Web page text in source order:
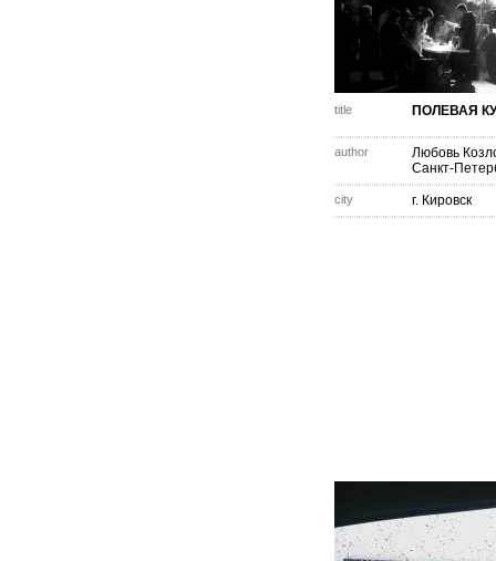
title ПОЛЕВАЯ
author
Любовь
Санкт-
city г. Кировск